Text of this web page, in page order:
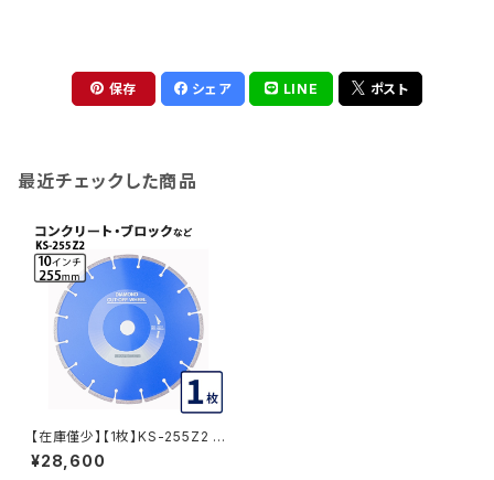
保存 シェア LINE ポスト
最近チェックした商品
【在庫僅少】【1枚】KS-255Z2 乾
式 KSセグメント ゼットツー 10
インチ 255mm コンクリート・ブ
¥28,600